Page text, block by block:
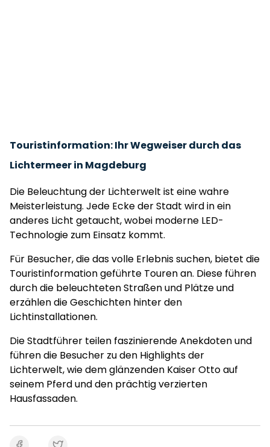
Touristinformation: Ihr Wegweiser durch das
Lichtermeer in Magdeburg
Die Beleuchtung der Lichterwelt ist eine wahre
Meisterleistung. Jede Ecke der Stadt wird in ein
anderes Licht getaucht, wobei moderne LED-
Technologie zum Einsatz kommt.
Für Besucher, die das volle Erlebnis suchen, bietet die
Touristinformation geführte Touren an. Diese führen
durch die beleuchteten Straßen und Plätze und
erzählen die Geschichten hinter den
Lichtinstallationen.
Die Stadtführer teilen faszinierende Anekdoten und
führen die Besucher zu den Highlights der
Lichterwelt, wie dem glänzenden Kaiser Otto auf
seinem Pferd und den prächtig verzierten
Hausfassaden.